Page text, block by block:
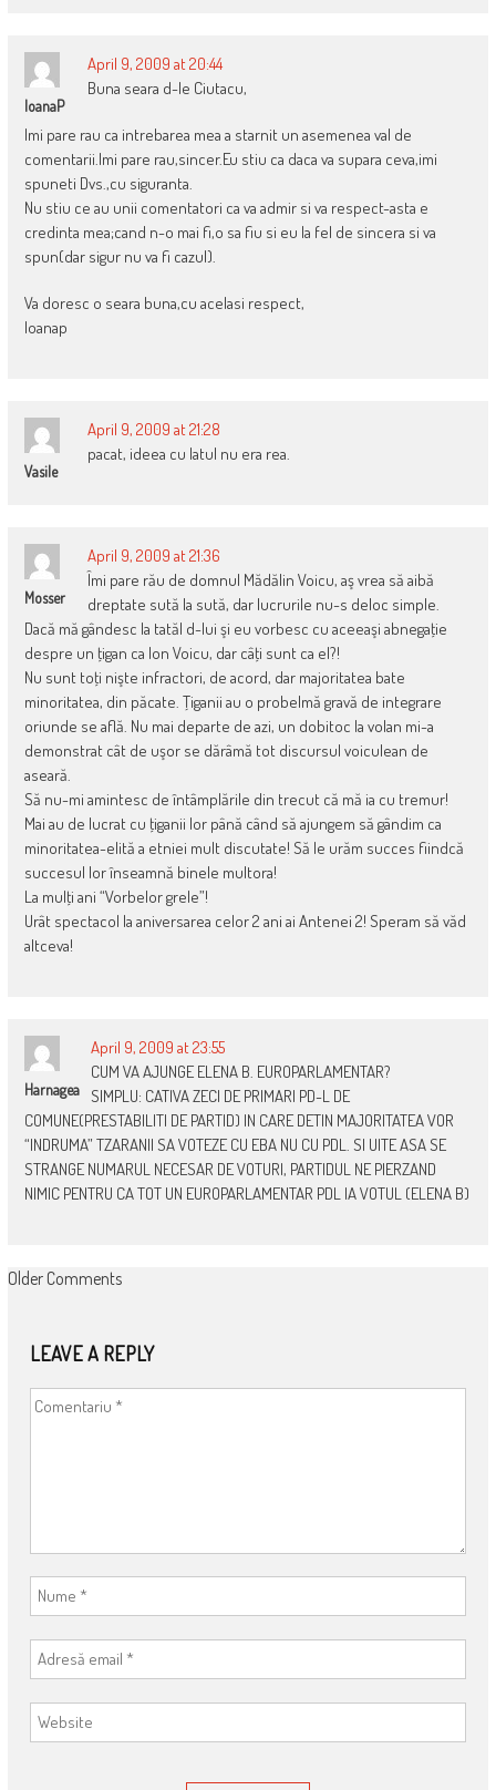
IoanaP
April 9, 2009 at 20:44
Buna seara d-le Ciutacu,
Imi pare rau ca intrebarea mea a starnit un asemenea val de
comentarii.Imi pare rau,sincer.Eu stiu ca daca va supara ceva,imi
spuneti Dvs.,cu siguranta.
Nu stiu ce au unii comentatori ca va admir si va respect-asta e
credinta mea;cand n-o mai fi,o sa fiu si eu la fel de sincera si va
spun(dar sigur nu va fi cazul).
Va doresc o seara buna,cu acelasi respect,
Ioanap
Vasile
April 9, 2009 at 21:28
pacat, ideea cu latul nu era rea.
Mosser
April 9, 2009 at 21:36
Îmi pare rău de domnul Mădălin Voicu, aş vrea să aibă
dreptate sută la sută, dar lucrurile nu-s deloc simple.
Dacă mă gândesc la tatăl d-lui şi eu vorbesc cu aceeaşi abnegaţie
despre un ţigan ca Ion Voicu, dar câţi sunt ca el?!
Nu sunt toţi nişte infractori, de acord, dar majoritatea bate
minoritatea, din păcate. Ţiganii au o probelmă gravă de integrare
oriunde se află. Nu mai departe de azi, un dobitoc la volan mi-a
demonstrat cât de uşor se dărâmă tot discursul voiculean de
aseară.
Să nu-mi amintesc de întâmplările din trecut că mă ia cu tremur!
Mai au de lucrat cu ţiganii lor până când să ajungem să gândim ca
minoritatea-elită a etniei mult discutate! Să le urăm succes fiindcă
succesul lor înseamnă binele multora!
La mulţi ani “Vorbelor grele”!
Urât spectacol la aniversarea celor 2 ani ai Antenei 2! Speram să văd
altceva!
Harnagea
April 9, 2009 at 23:55
CUM VA AJUNGE ELENA B. EUROPARLAMENTAR?
SIMPLU: CATIVA ZECI DE PRIMARI PD-L DE
COMUNE(PRESTABILITI DE PARTID) IN CARE DETIN MAJORITATEA VOR
“INDRUMA” TZARANII SA VOTEZE CU EBA NU CU PDL. SI UITE ASA SE
STRANGE NUMARUL NECESAR DE VOTURI, PARTIDUL NE PIERZAND
NIMIC PENTRU CA TOT UN EUROPARLAMENTAR PDL IA VOTUL (ELENA B)
COMMENT
Older Comments
LEAVE A REPLY